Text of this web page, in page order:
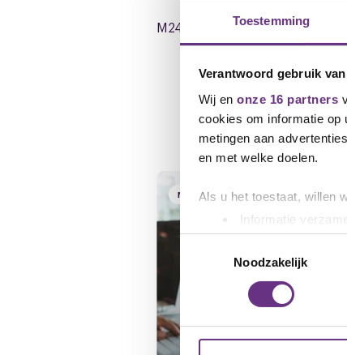
Toestemming
Verantwoord gebruik
Wij en onze 16 partners
cookies om informatie op
metingen aan
en met welke doelen.
Als u het toestaat, willen
Informatie
Uw apparaat
Lees meer over hoe uw
toestemming op elk
websiteverkeer te
Noodzakelijk
Gerelateerd
NIEUWS